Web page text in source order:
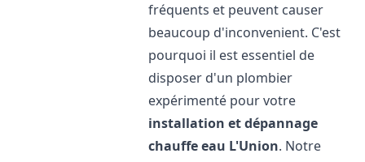
fréquents et peuvent causer
beaucoup d'inconvenient. C'est
pourquoi il est essentiel de
disposer d'un plombier
expérimenté pour votre
installation et dépannage
chauffe eau L'Union. Notre